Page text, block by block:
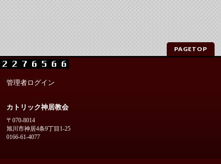
PAGETOP
管理者ログイン
カトリック神居教会
〒070-8014
旭川市神居4条9丁目1-25
0166-61-4077